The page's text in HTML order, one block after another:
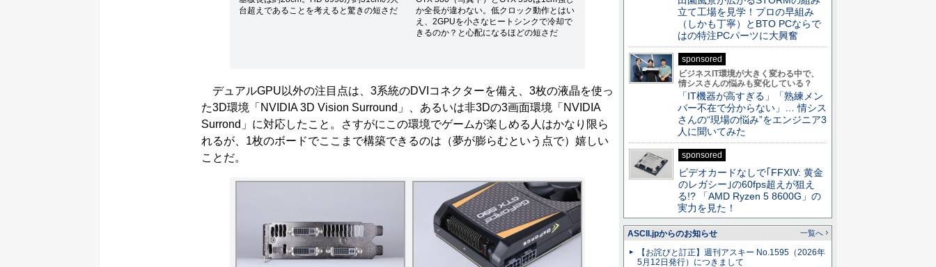
台超えであることを考えると驚きの短さだ
か全長が違わない。低クロック動作とはい
え、2GPUを小さなヒートシンクで冷却で
きるのか？と心配になるほどの短さだ
デュアルGPU以外の注目点は、3系統のDVIコネクターを備え、3枚の液晶を使っ
た3D環境「NVIDIA 3D Vision Surround」、あるいは非3Dの3画面環境「NVIDIA
Surrond」に対応したこと。さすがにこの環境でゲームが楽しめる人はかなり限ら
れるが、1枚のボードでここまで構築できるのは（夢が膨らむという点で）嬉しい
ことだ。
立て工場を見学！プロの早組み
（しかも丁寧）とBTO PCならで
はの特注PCパーツに大興奮
sponsored
ビジネスIT環境が大きく変わる中で、
情シスさんの悩みも変化している？
「IT機器が高すぎる」「熟練メン
バー不在で分からない」… 情シス
さんの“現場の悩み”をエンジニア3
人に聞いてみた
sponsored
ビデオカードなしで｢FFXIV: 黄金
のレガシー｣の60fps超えが狙え
る!? 「AMD Ryzen 5 8600G」の
実力を見た！
ASCII.jpからのお知らせ 一覧へ
【お詫びと訂正】週刊アスキー No.1595（2026年
5月12日発行）につきまして